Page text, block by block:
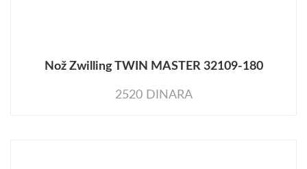
Nož Zwilling TWIN MASTER 32109-180
2520 DINARA